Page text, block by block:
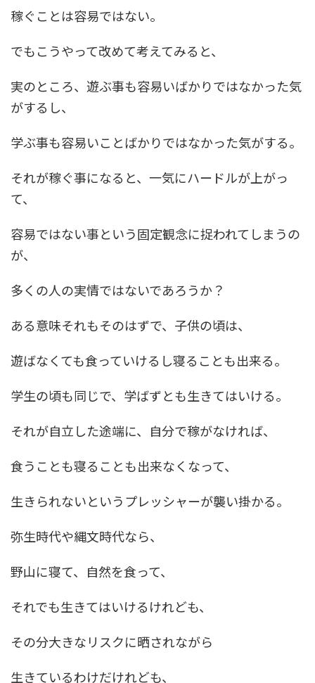
稼ぐことは容易ではない。
でもこうやって改めて考えてみると、
実のところ、遊ぶ事も容易いばかりではなかった気
がするし、
学ぶ事も容易いことばかりではなかった気がする。
それが稼ぐ事になると、一気にハードルが上がっ
て、
容易ではない事という固定観念に捉われてしまうの
が、
多くの人の実情ではないであろうか？
ある意味それもそのはずで、子供の頃は、
遊ばなくても食っていけるし寝ることも出来る。
学生の頃も同じで、学ばずとも生きてはいける。
それが自立した途端に、自分で稼がなければ、
食うことも寝ることも出来なくなって、
生きられないというプレッシャーが襲い掛かる。
弥生時代や縄文時代なら、
野山に寝て、自然を食って、
それでも生きてはいけるけれども、
その分大きなリスクに晒されながら
生きているわけだけれども、